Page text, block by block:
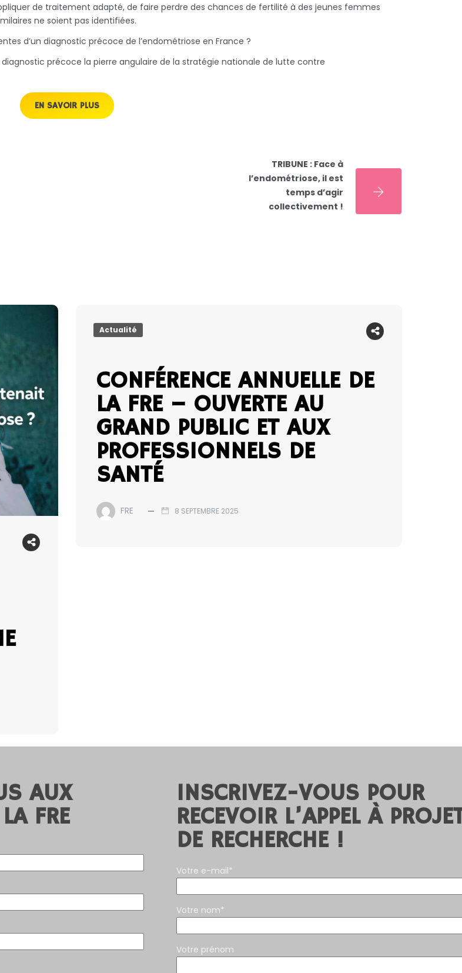
de traitement adapté, de faire perdre des chances de fertilité à des jeunes femmes
ne soient pas identifiées.
d’un diagnostic précoce de l’endométriose en France ?
précoce la pierre angulaire de la stratégie nationale de lutte contre
EN SAVOIR PLUS
TRIBUNE : Face à
l’endométriose, il est
temps d’agir
collectivement !
Actualité
CONFÉRENCE ANNUELLE DE
LA FRE – OUVERTE AU
GRAND PUBLIC ET AUX
PROFESSIONNELS DE
SANTÉ
FRE 8 SEPTEMBRE 2025
AUX
FRE
INSCRIVEZ-VOUS POUR
RECEVOIR L’APPEL À
DE RECHERCHE !
Votre e-mail*
Votre nom*
Votre prénom